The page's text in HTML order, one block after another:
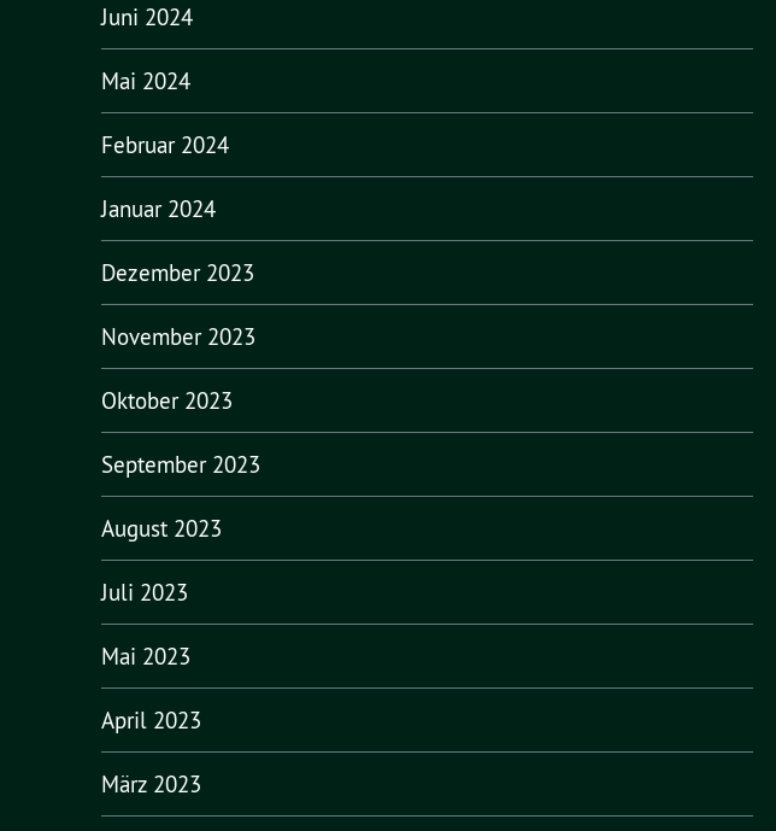
Juni 2024
Mai 2024
Februar 2024
Januar 2024
Dezember 2023
November 2023
Oktober 2023
September 2023
August 2023
Juli 2023
Mai 2023
April 2023
März 2023